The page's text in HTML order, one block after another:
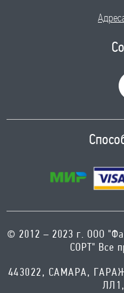
© 2012 – 2023 г. ООО
СОРТ" Все
443022, САМАРА,